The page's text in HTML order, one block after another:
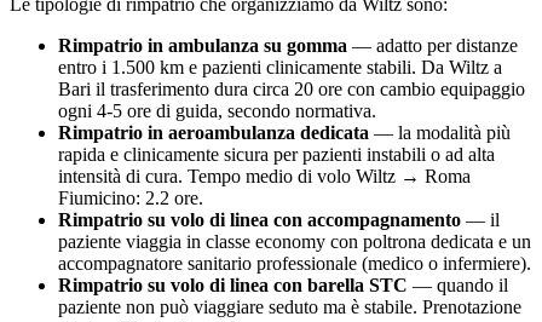
Le tipologie di rimpatrio che organizziamo da Wiltz sono:
Rimpatrio in ambulanza su gomma — adatto per distanze
entro i 1.500 km e pazienti clinicamente stabili. Da Wiltz a
Bari il trasferimento dura circa 20 ore con cambio equipaggio
ogni 4-5 ore di guida, secondo normativa.
Rimpatrio in aeroambulanza dedicata — la modalità più
rapida e clinicamente sicura per pazienti instabili o ad alta
intensità di cura. Tempo medio di volo Wiltz → Roma
Fiumicino: 2.2 ore.
Rimpatrio su volo di linea con accompagnamento — il
paziente viaggia in classe economy con poltrona dedicata e un
accompagnatore sanitario professionale (medico o infermiere).
Rimpatrio su volo di linea con barella STC — quando il
paziente non può viaggiare seduto ma è stabile. Prenotazione